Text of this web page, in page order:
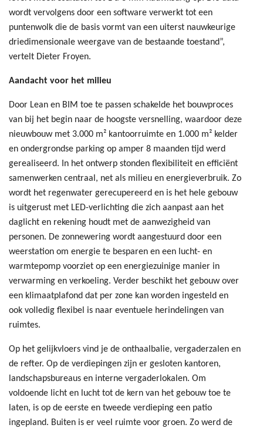
wordt vervolgens door een software verwerkt tot een
puntenwolk die de basis vormt van een uiterst nauwkeurige
driedimensionale weergave van de bestaande toestand”,
vertelt Dieter Froyen.
Aandacht voor het milieu
Door Lean en BIM toe te passen schakelde het bouwproces
van bij het begin naar de hoogste versnelling, waardoor deze
nieuwbouw met 3.000 m² kantoorruimte en 1.000 m² kelder
en ondergrondse parking op amper 8 maanden tijd werd
gerealiseerd. In het ontwerp stonden flexibiliteit en efficiënt
samenwerken centraal, net als milieu en energieverbruik. Zo
wordt het regenwater gerecupereerd en is het hele gebouw
is uitgerust met LED-verlichting die zich aanpast aan het
daglicht en rekening houdt met de aanwezigheid van
personen. De zonnewering wordt aangestuurd door een
weerstation om energie te besparen en een lucht- en
warmtepomp voorziet op een energiezuinige manier in
verwarming en verkoeling. Verder beschikt het gebouw over
een klimaatplafond dat per zone kan worden ingesteld en
ook volledig flexibel is naar eventuele herindelingen van
ruimtes.
Op het gelijkvloers vind je de onthaalbalie, vergaderzalen en
de refter. Op de verdiepingen zijn er gesloten kantoren,
landschapsbureaus en interne vergaderlokalen. Om
voldoende licht en lucht tot de kern van het gebouw toe te
laten, is op de eerste en tweede verdieping een patio
ingepland. Buiten is er veel ruimte voor groen. Zo werd de